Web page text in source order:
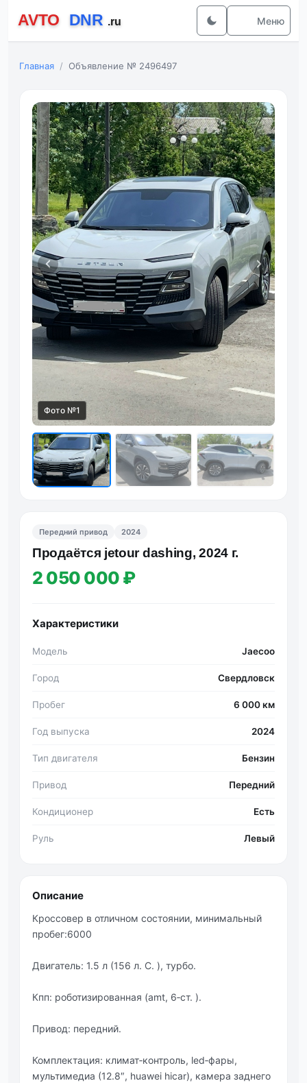
Меню
Главная Объявление № 2496497
Фото №1
Передний привод 2024
Продаётся jetour dashing, 2024 г.
2 050 000 ₽
Характеристики
Модель Jaecoo
Город Свердловск
Пробег 6 000 км
Год выпуска 2024
Тип двигателя Бензин
Привод Передний
Кондиционер Есть
Руль Левый
Описание
Кроссовер в отличном состоянии, минимальный
пробег:6000
Двигатель: 1.5 л (156 л. С. ), турбо.
Кпп: роботизированная (amt, 6‑ст. ).
Привод: передний.
Комплектация: климат‑контроль, led‑фары,
мультимедиа (12.8″, huawei hicar), камера заднего